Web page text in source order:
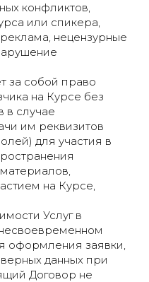
конфликтов,
или спикера,
нецензурные
за собой право
на Курсе без
в случае
им реквизитов
для участия в
на Курсе,
Услуг в
оформления заявки,
данных при
Договор не